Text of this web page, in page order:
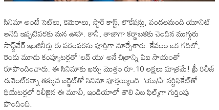
సినిమా అంటే సెట్‌లు, కెమెరాలు, స్టార్‌ కాస్ట్‌, లొకేషన్లు, వందలమంది యూనిట్‌
అనేది ఇప్పటివరకు మన ఊహ. కానీ, తాజాగా కర్ణాటకకు చెందిన ముగ్గురు
సాఫ్ట్‌వేర్ ఇంజినీర్లు ఈ పరంపరను పూర్తిగా మార్చేశారు. కేవలం ఒక గదిలో,
రెండు మూడు కంప్యూటర్లతో ‘లవ్ యు’ అనే చిత్రాన్ని ఏఐ సాయంతో
రూపొందించారు. ఈ సినిమాకు ఖర్చు మొత్తం రూ.10 లక్షలు మాత్రమే! ప్రీ రిలీజ్
ఈవెంట్‌కన్నా తక్కువ బడ్జెట్‌తో సినిమా పూర్తయ్యింది. ‘యు/ఏ’ సర్టిఫికేట్‌తో
థియేటర్లలో రిలీజైన ఈ మూవీ, ఇండియాలో తొలి ఏఐ ఫిల్మ్‌గా గుర్తింపు
పొందింది.